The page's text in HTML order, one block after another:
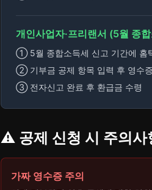
개인사업자·프리랜서 (5월 종
① 5월 종합소득세 신고 기간에 홈
② 기부금 공제 항목 입력 후 영수
③ 전자신고 완료 후 환급금 수령
⚠️ 공제 신청 시 주의사
가짜 영수증 주의